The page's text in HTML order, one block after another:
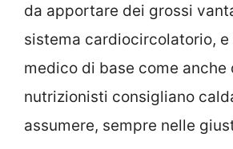
da apportare dei grossi
sistema cardiocircolatorio,
medico di base come anche
nutrizionisti consigliano
assumere, sempre nelle